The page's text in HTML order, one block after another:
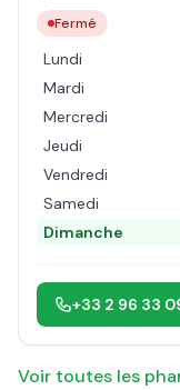
Fermé
Lundi
Mardi
Mercredi
Jeudi
Vendredi
Samedi
Dimanche
+33 2 96 33
Voir toutes les